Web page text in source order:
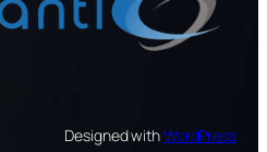
Designed withWordPress